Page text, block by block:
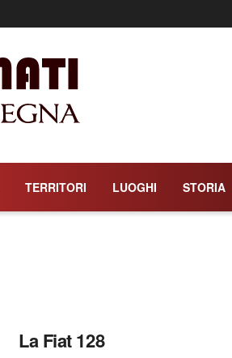
TERRITORI LUOGHI STORIA
La Fiat 128